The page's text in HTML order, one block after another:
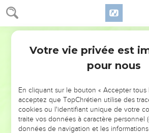
NE MANQUEZ PAS
DE L’ANNÉE
ET SI LEURS ERREURS POUVAIENT
VOTRES ?
Votre vie privée est
pour nous
En cliquant sur le bouton « Accepter tous
acceptez que TopChrétien utilise des
cookies ou l'identifiant unique de votre
traite vos données à caractère personnel
données de navigation et les